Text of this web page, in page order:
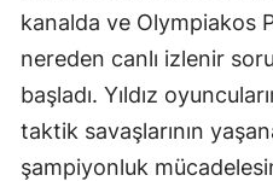
kanalda ve Olympiakos
nereden canlı izlenir
başladı. Yıldız
taktik savaşlarının
şampiyonluk